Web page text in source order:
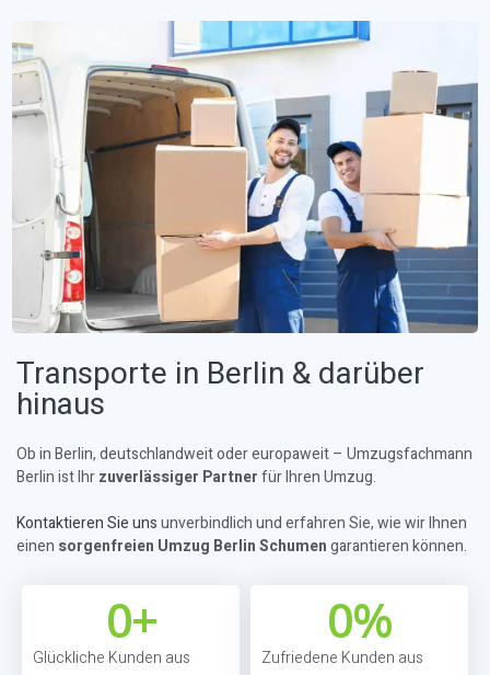
Transporte in Berlin & darüber
hinaus
Ob in Berlin, deutschlandweit oder europaweit – Umzugsfachmann
Berlin ist Ihrzuverlässiger Partnerfür Ihren Umzug.
Kontaktieren Sie unsunverbindlich und erfahren Sie, wie wir Ihnen
einen sorgenfreien Umzug Berlin Schumengarantieren können.
Glückliche Kunden aus
0+
Zufriedene Kunden aus
0%